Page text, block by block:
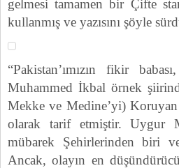
gelmesi tamamen bir Çifte
kullanmış ve yazısını şöyle
“Pakistan’ımızın fikir
Muhammed İkbal örnek
Mekke ve Medine’yi) Koruyan
olarak tarif etmiştir. Uygur
mübarek Şehirlerinden biri
Ancak, olayın en